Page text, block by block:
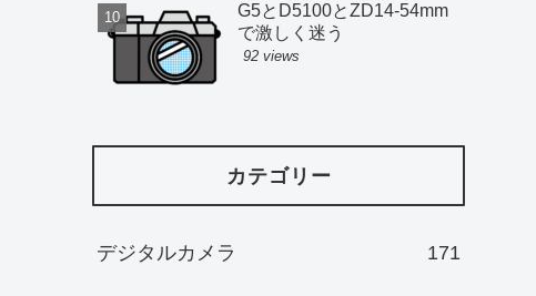
G5とD5100とZD14-54mm
で激しく迷う
92 views
カテゴリー
デジタルカメラ 171